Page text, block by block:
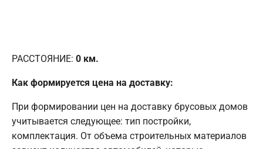
РАССТОЯНИЕ: 0 км.
Как формируется цена на доставку:
При формировании цен на доставку брусовых домов
учитывается следующее: тип постройки,
комплектация. От объема строительных материалов